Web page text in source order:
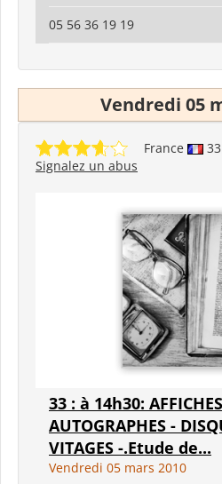
05 56 36 19 19
Vendredi 05
France 33
Signalez un abus
33 : à 14h30:
AUTOGRAPHES -
VITAGES -.Etude de...
Vendredi 05 mars 2010